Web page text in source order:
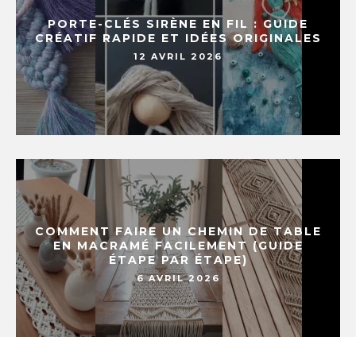
PORTE-CLÉS SIRÈNE EN FIL : GUIDE
CRÉATIF RAPIDE ET IDÉES ORIGINALES
12 AVRIL 2026
COMMENT FAIRE UN CHEMIN DE TABLE
EN MACRAMÉ FACILEMENT (GUIDE
ÉTAPE PAR ÉTAPE)
6 AVRIL 2026